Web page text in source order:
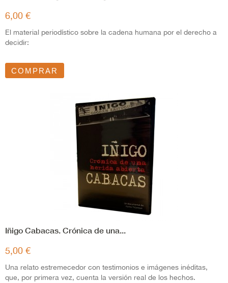
6,00 €
El material periodístico sobre la cadena humana por el derecho a
decidir:
COMPRAR
Iñigo Cabacas. Crónica de una...
5,00 €
Una relato estremecedor con testimonios e imágenes inéditas,
que, por primera vez, cuenta la versión real de los hechos.